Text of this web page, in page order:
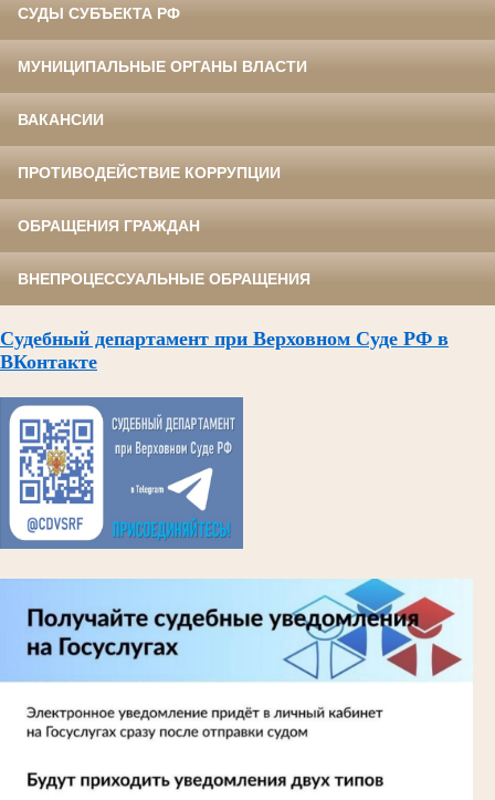
СУДЫ СУБЪЕКТА РФ
МУНИЦИПАЛЬНЫЕ ОРГАНЫ ВЛАСТИ
ВАКАНСИИ
ПРОТИВОДЕЙСТВИЕ КОРРУПЦИИ
ОБРАЩЕНИЯ ГРАЖДАН
ВНЕПРОЦЕССУАЛЬНЫЕ ОБРАЩЕНИЯ
Судебный департамент при Верховном Суде РФ в
ВКонтакте